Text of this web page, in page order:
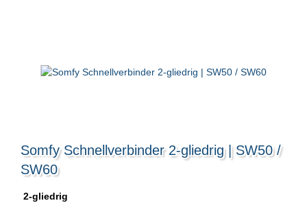
Somfy Schnellverbinder 2-gliedrig | SW50 /
SW60
2-gliedrig